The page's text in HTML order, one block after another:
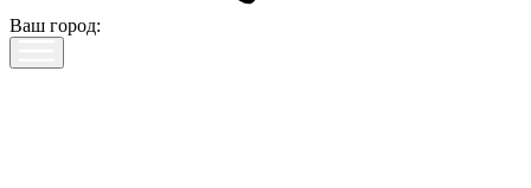
Ваш город: